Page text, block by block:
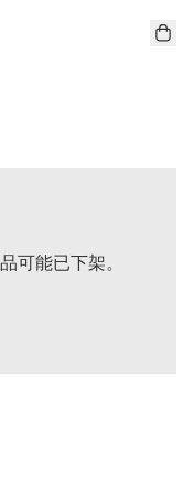
可能已下架。